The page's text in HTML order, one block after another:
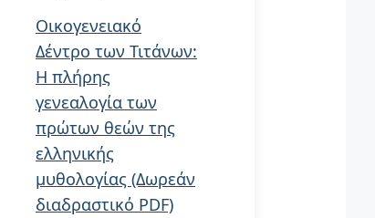
Οικογενειακό
Δέντρο των Τιτάνων:
Η πλήρης
γενεαλογία των
πρώτων θεών της
ελληνικής
μυθολογίας (Δωρεάν
διαδραστικό PDF)